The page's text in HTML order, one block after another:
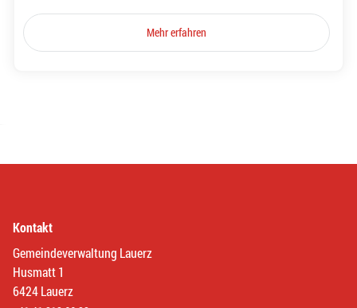
Mehr erfahren
Kontakt
Gemeindeverwaltung Lauerz
Husmatt 1
6424 Lauerz